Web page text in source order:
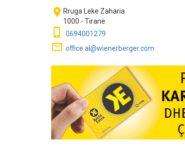
room Rruga Leke Zaharia
1000 - Tiranë
phone_iphone 0694001279
mail_outline office.al@wienerberger.com